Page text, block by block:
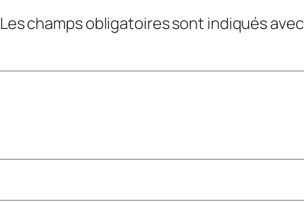
Les champs obligatoires sont indiqués